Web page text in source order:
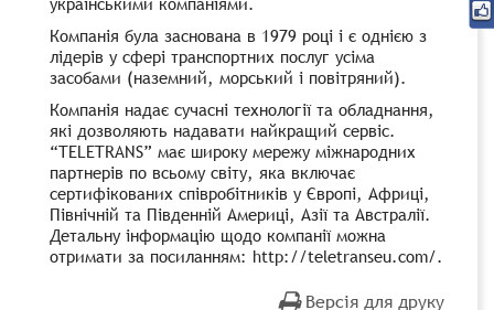
Компанія була заснована в 1979 році і є однією з
лідерів у сфері транспортних послуг усіма
засобами (наземний, морський і повітряний).
Компанія надає сучасні технології та обладнання,
які дозволяють надавати найкращий сервіс.
“TELETRANS” має широку мережу міжнародних
партнерів по всьому світу, яка включає
сертифікованих співробітників у Європі, Африці,
Північній та Південній Америці, Азії та Австралії.
Детальну інформацію щодо компанії можна
отримати за посиланням: http://teletranseu.com/.
Версія для друку